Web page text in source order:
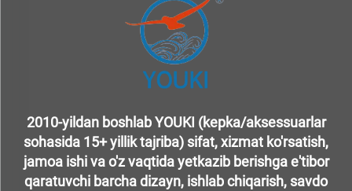
2010-yildan boshlab YOUKI (kepka/aksessuarlar
sohasida 15+ yillik tajriba) sifat, xizmat ko'rsatish,
jamoa ishi va o'z vaqtida yetkazib berishga e'tibor
qaratuvchi barcha dizayn, ishlab chiqarish, savdo